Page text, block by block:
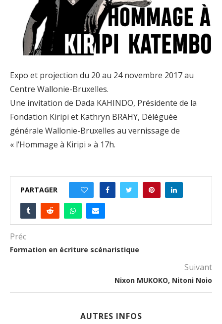
Expo et projection du 20 au 24 novembre 2017 au
Centre Wallonie-Bruxelles.
Une invitation de Dada KAHINDO, Présidente de la
Fondation Kiripi et Kathryn BRAHY, Déléguée
générale Wallonie-Bruxelles au vernissage de
« l’Hommage à Kiripi » à 17h.
PARTAGER
Préc
Formation en écriture scénaristique
Suivant
Nixon MUKOKO, Nitoni Noio
AUTRES INFOS